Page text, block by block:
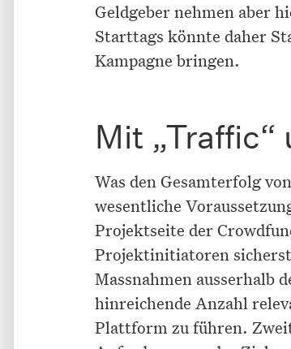
Geldgeber nehmen aber
Starttags könnte daher
Kampagne bringen.
Mit „Traffic“
Was den Gesamterfolg
wesentliche
Projektseite der
Projektinitiatoren
Massnahmen ausserhalb
hinreichende Anzahl
Plattform zu führen.